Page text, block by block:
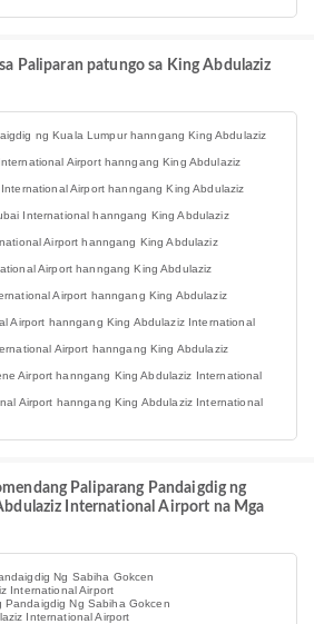
Paliparan patungo sa King Abdulaziz
ng Kuala Lumpur hanngang King Abdulaziz
Airport hanngang King Abdulaziz
Airport hanngang King Abdulaziz
International hanngang King Abdulaziz
Airport hanngang King Abdulaziz
Airport hanngang King Abdulaziz
Airport hanngang King Abdulaziz
Airport hanngang King Abdulaziz International
Airport hanngang King Abdulaziz
Airport hanngang King Abdulaziz International
Airport hanngang King Abdulaziz International
Paliparang Pandaigdig ng
International Airport na Mga
Ng Sabiha Gokcen
International Airport
Ng Sabiha Gokcen
International Airport